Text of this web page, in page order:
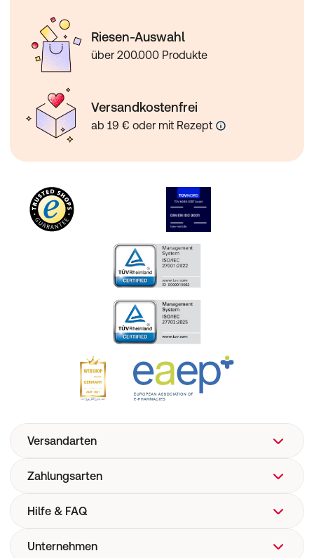
Riesen-Auswahl
über 200.000 Produkte
Versandkostenfrei
ab 19 € oder mit Rezept
Versandarten
Zahlungsarten
Hilfe & FAQ
FAQ
Unternehmen